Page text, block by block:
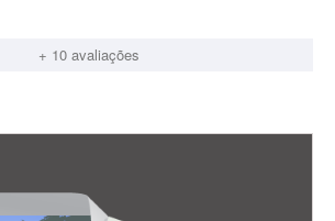
+ 10 avaliações